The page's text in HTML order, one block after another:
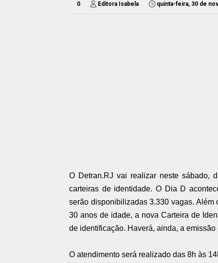
0 Editora Isabela quinta-feira, 30 de
O Detran.RJ vai realizar neste sábado,
carteiras de identidade. O Dia D
serão disponibilizadas 3.330 vagas. Além
30 anos de idade, a nova Carteira de
de identificação. Haverá, ainda, a emissão
O atendimento será realizado das 8h às